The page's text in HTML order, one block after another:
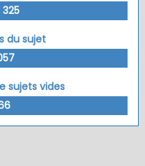
du sujet
sujets vides